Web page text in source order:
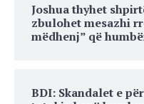
Joshua thyhet
zbulohet mesazhi
mëdhenj” që
BDI: Skandalet e